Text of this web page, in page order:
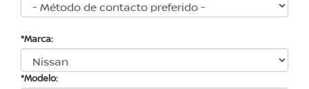
*Marca:
*Modelo: